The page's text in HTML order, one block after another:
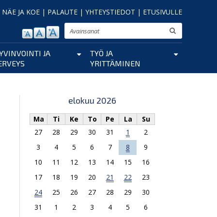
NÄE JA KOE | PALAUTE | YHTEYSTIEDOT | ETUSIVULLE
Etsi
JA
TYÖ JA
YRITTÄMINEN
elokuu 2026
Ma Ti Ke To Pe La
Su
27
28 29 30 31 1
2
3
4 5 6 7 8
9
10
11 12 13 14 15
16
17
18 19 20 21 22
23
24
25 26 27 28 29
30
31
1 2 3 4 5
6